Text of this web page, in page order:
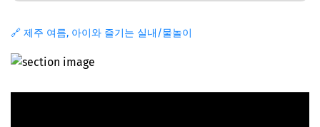
🔗 제주 여름, 아이와 즐기는 실내/물놀이